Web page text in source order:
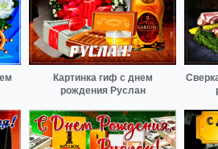
Картинка гиф с днем
рождения Руслан